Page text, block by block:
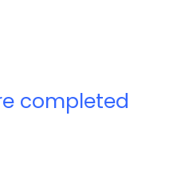
completed